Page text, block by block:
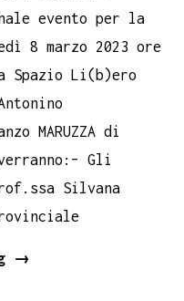
evento per la
8 marzo 2023 ore
Spazio Li(b)ero
MARUZZA di
Gli
Silvana
8
→